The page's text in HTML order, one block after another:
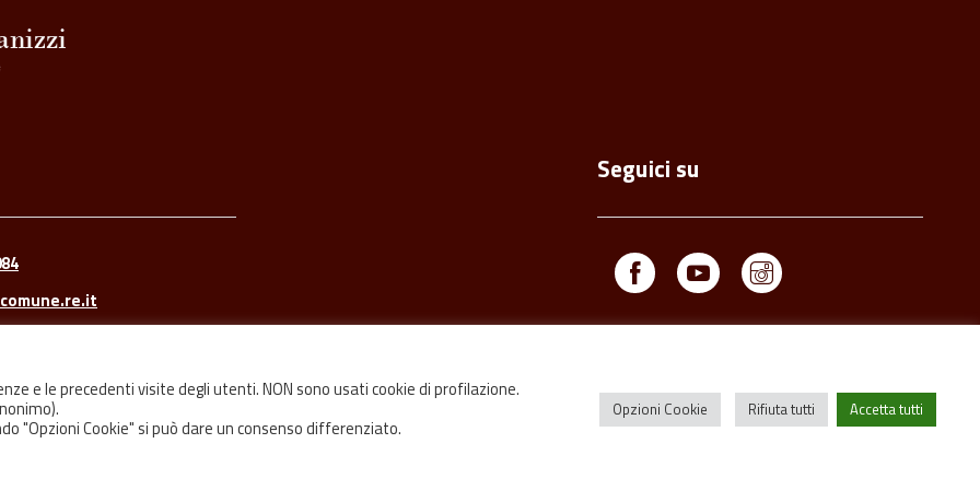
Seguici su
Facebook Youtube
e le precedenti visite degli utenti. NON sono usati cookie di profilazione.
"Opzioni Cookie" si può dare un consenso differenziato.
Opzioni Cookie Rifiuta tutti Accetta tutti